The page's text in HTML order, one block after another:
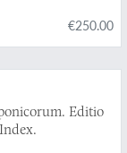
€250.00
Editio